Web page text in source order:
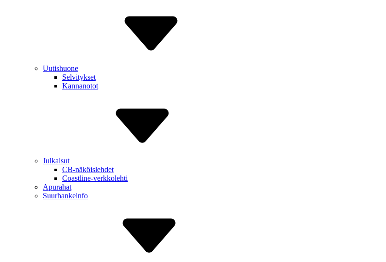
Uutishuone
Selvitykset
Kannanotot
Julkaisut
CB-näköislehdet
Coastline-verkkolehti
Apurahat
Suurhankeinfo